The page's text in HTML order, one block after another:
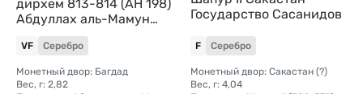
дирхем 813-814 (AH 198)
Абдуллах аль-Мамун
Аббасиды
VF Серебро
Монетный двор: Багдад
Вес, г: 2,82
Государство Сасанидов
F Серебро
Монетный двор: Сакастан (?)
Вес, г: 4,04